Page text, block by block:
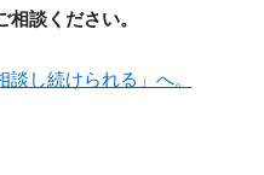
談ください。
談し続けられる」へ。